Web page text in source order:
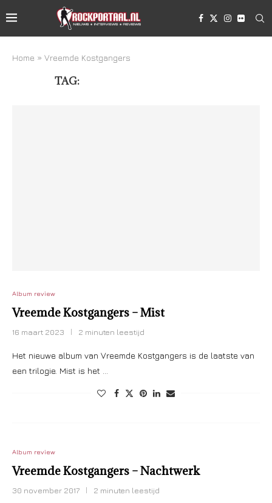
Home » Vreemde Kostgangers
TAG:
Album review
Vreemde Kostgangers – Mist
16 maart 2023 2 minuten leestijd
Het nieuwe album van Vreemde Kostgangers is de laatste van
een trilogie. Mist is het …
Album review
Vreemde Kostgangers – Nachtwerk
30 november 2017 2 minuten leestijd